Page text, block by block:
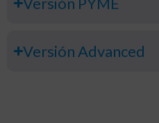
Versión Advanced